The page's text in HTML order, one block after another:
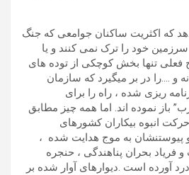
که اکثریت ساکنان جوامعی که جنگ
خود را ترک نمی کنند و یا
فعلی تنها بخش کوچکی از توده های
و ….را در بر میگیرد که سازمان
ریزی شده ، راه را برای
باز نموده اند. اما همه چیز مطابق
انبوه بیکاران کشورهای
پیوستنشان به موج هدایت شده ،
فریاد بحران پناهندگی ، حنجره
آورده است .دیوارهای آوار شده بر